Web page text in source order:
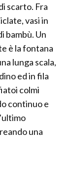
scarto. Fra
vasi in
bambù. Un
è la fontana
lunga scala,
ed in fila
colmi
continuo e
una